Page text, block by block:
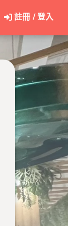
註冊 / 登入